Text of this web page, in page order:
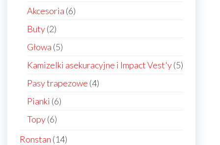
products
Akcesoria 66
Buty 22
products
Głowa 55
products
Kamizelki asekuracyjne i Impact Vest'y 55
Pasy trapezowe 44
Pianki 66
Topy 66
Ronstan 1414